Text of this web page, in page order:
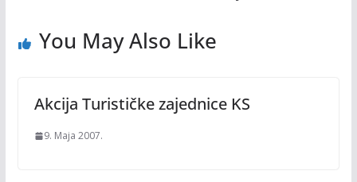
You May Also Like
Akcija Turističke zajednice KS
9. Maja 2007.